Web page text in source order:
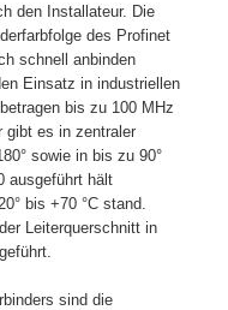
den Installateur. Die
des Profinet
schnell anbinden
Einsatz in industriellen
bis zu 100 MHz
gibt es in zentraler
sowie in bis zu 90°
ausgeführt hält
bis +70 °C stand.
Leiterquerschnitt in
sind die